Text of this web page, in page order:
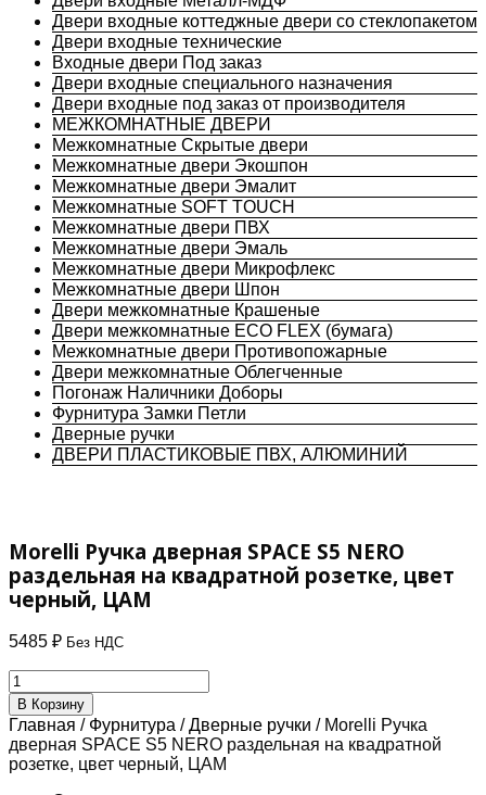
Двери входные коттеджные двери со стеклопакетом
Двери входные технические
Входные двери Под заказ
Двери входные специального назначения
Двери входные под заказ от производителя
МЕЖКОМНАТНЫЕ ДВЕРИ
Межкомнатные Скрытые двери
Межкомнатные двери Экошпон
Межкомнатные двери Эмалит
Межкомнатные SOFT TOUCH
Межкомнатные двери ПВХ
Межкомнатные двери Эмаль
Межкомнатные двери Микрофлекс
Межкомнатные двери Шпон
Двери межкомнатные Крашеные
Двери межкомнатные ECO FLEX (бумага)
Межкомнатные двери Противопожарные
Двери межкомнатные Облегченные
Погонаж Наличники Доборы
Фурнитура Замки Петли
Дверные ручки
ДВЕРИ ПЛАСТИКОВЫЕ ПВХ, АЛЮМИНИЙ
Morelli Ручка дверная SPACE S5 NERO
раздельная на квадратной розетке, цвет
черный, ЦАМ
5485 ₽ Без НДС
Количество
товара
Morelli
Ручка
дверная
SPACE
В Корзину
Главная / Фурнитура /Дверные ручки / Morelli Ручка
дверная SPACE S5 NERO раздельная на квадратной
розетке, цвет черный, ЦАМ